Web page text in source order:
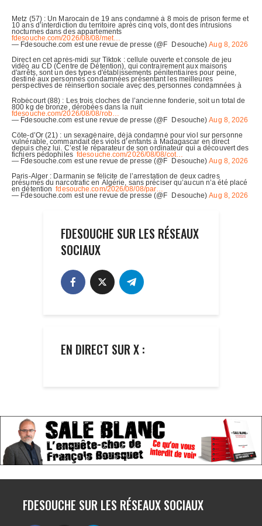
FDESOUCHE SUR LES RÉSEAUX
SOCIAUX
EN DIRECT SUR X :
FDESOUCHE SUR LES RÉSEAUX SOCIAUX